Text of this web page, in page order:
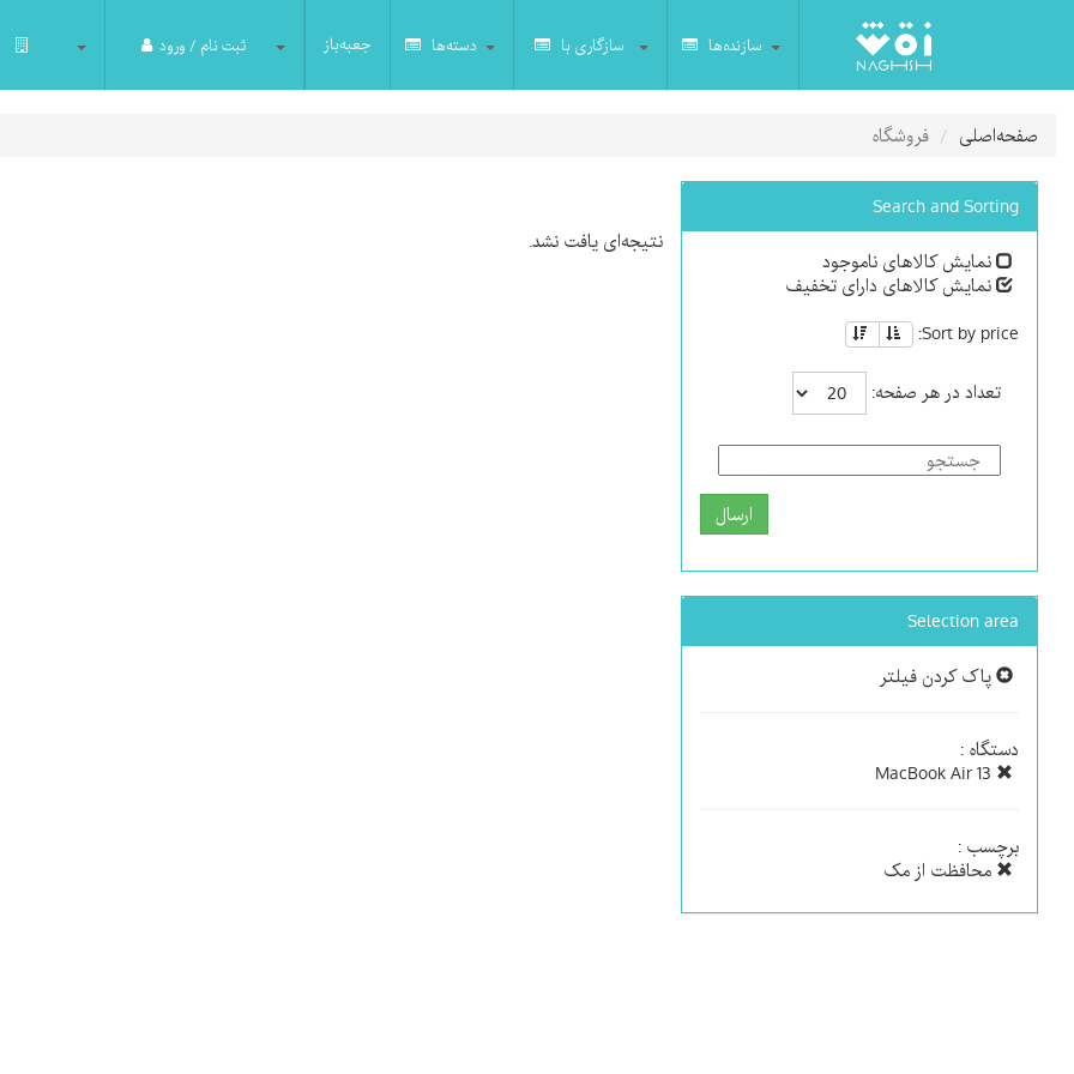
سازنده‌ها سازگاری با دسته‌ها جعبه‌باز ثبت نام / ورود
صفحه‌اصلی فروشگاه
Search and Sorting
نمایش کالاهای ناموجود
نمایش کالاهای دارای تخفیف
Sort by price:
تعداد در هر صفحه:
ارسال
Selection area
پاک کردن فیلتر
دستگاه :
برچسب :
محافظت از مک
نتیجه‌ای یافت نشد.